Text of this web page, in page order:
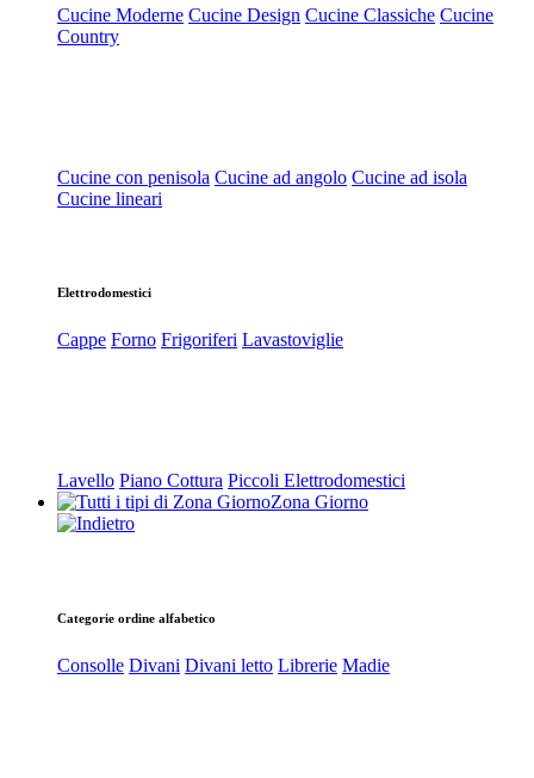
Cucine Moderne Cucine Design Cucine Classiche Cucine
Country
Cucine con penisola Cucine ad angolo Cucine ad isola
Cucine lineari
Elettrodomestici
Cappe Forno Frigoriferi Lavastoviglie
Lavello Piano Cottura Piccoli Elettrodomestici
Zona Giorno
Categorie ordine alfabetico
Consolle Divani Divani letto Librerie Madie